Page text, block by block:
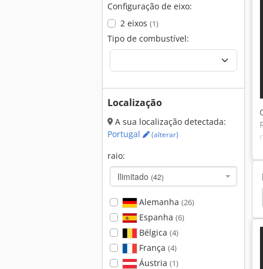
Configuração de eixo:
2 eixos (1)
Tipo de combustível:
Localização
A sua localização detectada:
Portugal
(alterar)
raio:
Ilimitado (42)
Alemanha (26)
Espanha (6)
Bélgica (4)
França (4)
Áustria (1)
Hamm 3518 Hamm 3414